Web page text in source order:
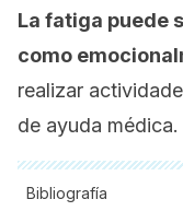
La fatiga puede
como
realizar
de ayuda médica.
Bibliografía